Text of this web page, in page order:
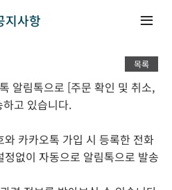
지사항
목록
알림톡으로 [주문 확인 및 취소,
고 있습니다.
카카오톡 가입 시 등록한 전화
없이 자동으로 알림톡으로 발송